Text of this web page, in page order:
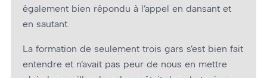
également bien répondu à l’appel en dansant et
en sautant.
La formation de seulement trois gars s’est bien fait
entendre et n’avait pas peur de nous en mettre